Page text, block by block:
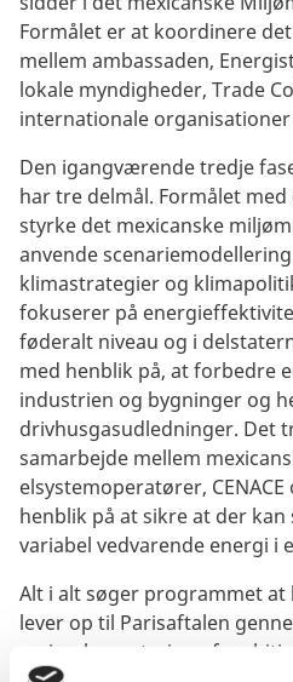
Formålet er at koordinere
mellem ambassaden,
lokale myndigheder, Trade
internationale
Den igangværende tredje
har tre delmål. Formålet
styrke det mexicanske
anvende
klimastrategier og
fokuserer på
føderalt niveau og i
med henblik på, at forbedre
industrien og bygninger og
drivhusgasudledninger. Det
samarbejde mellem
elsystemoperatører,
henblik på at sikre at der
variabel vedvarende energi i
Alt i alt søger programmet at
lever op til Parisaftalen
og implementering af